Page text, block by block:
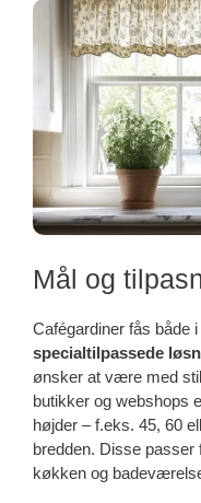
Mål og
Cafégardiner fås både i
specialtilpassede
ønsker at være med
butikker og webshops
højder – f.eks. 45, 60
bredden. Disse
køkken og